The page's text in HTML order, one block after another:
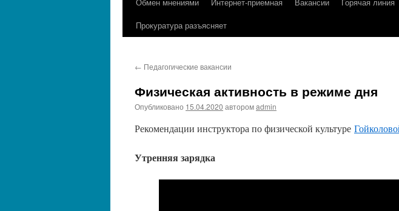
Прокуратура разъясняет
← Педагогические вакансии
Физическая активность в режиме дня
Опубликовано 15.04.2020 авторомadmin
Рекомендации инструктора по физической культуре
Утренняя зарядка